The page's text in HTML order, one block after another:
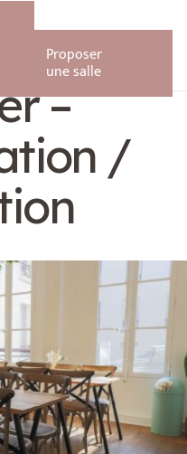
Proposer
une salle
–
/